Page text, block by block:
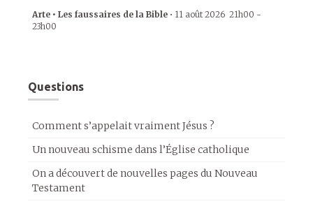
Arte • Les faussaires de la Bible • 11 août 2026 21h00 -
23h00
Questions
Comment s’appelait vraiment Jésus ?
Un nouveau schisme dans l’Église catholique
On a découvert de nouvelles pages du Nouveau
Testament